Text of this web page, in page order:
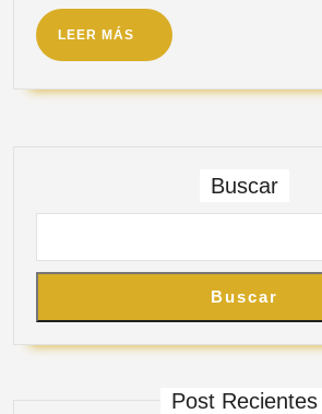
LEER MÁS
Buscar
Buscar
Post Recientes